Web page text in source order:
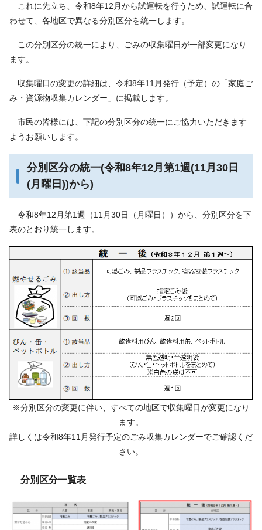
これに先立ち、令和8年12月から試運転を行うため、試運転に合
わせて、各地区で異なる分別区分を統一します。
この分別区分の統一により、ごみの収集曜日が一部変更になり
ます。
収集曜日の変更の詳細は、令和8年11月発行（予定）の「家庭ご
み・資源物収集カレンダー」に掲載します。
市民の皆様には、下記の分別区分の統一にご協力いただきます
ようお願いします。
分別区分の統一(令和8年12月第1週(11月30日
(月曜日))から)
令和8年12月第1週（11月30日（月曜日））から、分別区分を下
表のとおり統一します。
※分別区分の変更に伴い、すべての地区で収集曜日が変更になり
ます。
詳しくは令和8年11月発行予定のごみ収集カレンダーでご確認くだ
さい。
分別区分一覧表